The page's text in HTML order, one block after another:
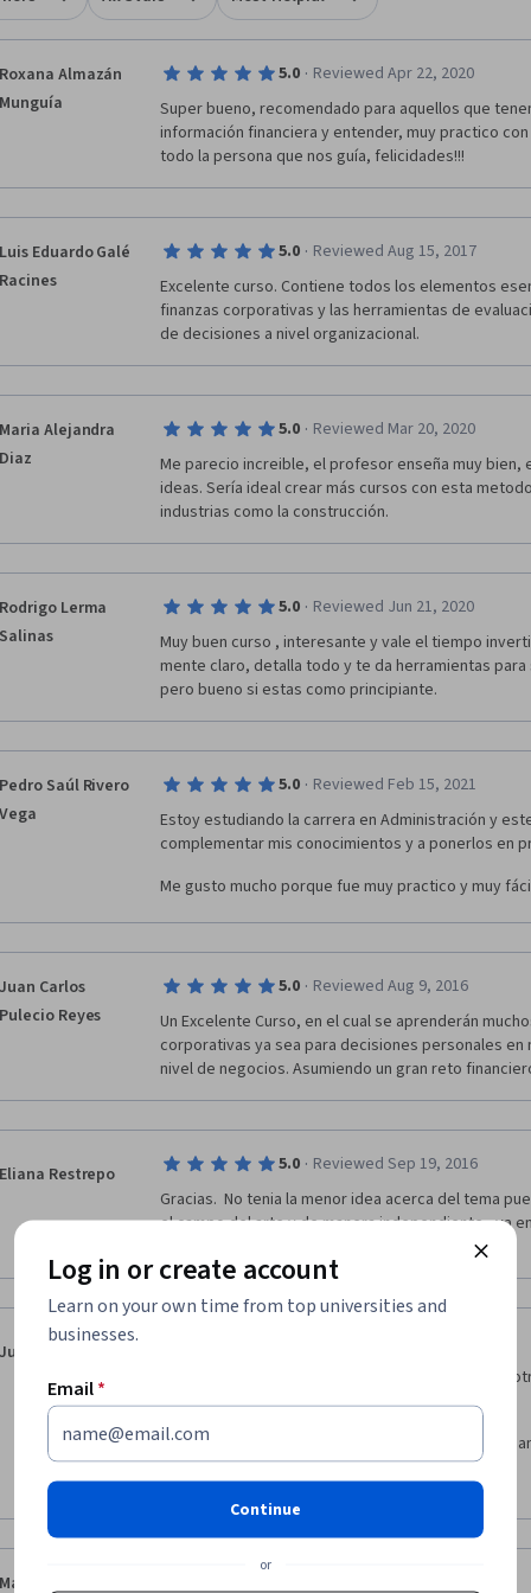
o académica. • No se necesita ningún curso previo. •
conocimientos básicos de matemáticas y de Excel. • Tener
ganas de seguir avanzando en tu vida profesional, sin importar el
ejerzas.
Roxana Almazán
Munguía
5.0 · Reviewed Apr 22, 2020
Super bueno, recomendado para aquellos que
información financiera y entender, muy practico
todo la persona que nos guía, felicidades!!!
Luis Eduardo Galé
Racines
5.0 · Reviewed Aug 15, 2017
Excelente curso. Contiene todos los elementos
finanzas corporativas y las herramientas de
de decisiones a nivel organizacional.
Maria Alejandra
Diaz
5.0 · Reviewed Mar 20, 2020
Me parecio increible, el profesor enseña muy bien,
ideas. Sería ideal crear más cursos con esta
industrias como la construcción.
Rodrigo Lerma
Salinas
5.0 · Reviewed Jun 21, 2020
Muy buen curso , interesante y vale el tiempo
mente claro, detalla todo y te da herramientas
pero bueno si estas como principiante.
Pedro Saúl Rivero
Vega
5.0 · Reviewed Feb 15, 2021
Estoy estudiando la carrera en Administración y
complementar mis conocimientos y a ponerlos en
Me gusto mucho porque fue muy practico y muy
Juan Carlos
Pulecio Reyes
5.0 · Reviewed Aug 9, 2016
Un Excelente Curso, en el cual se aprenderán
corporativas ya sea para decisiones personales en
nivel de negocios. Asumiendo un gran reto
Eliana Restrepo 5.0 · Reviewed Sep 19, 2016
Gracias.  No tenia la menor idea acerca del tema
el campo del arte y de manera independiente,  ya
Juan Cardona
Es un excelente curso a nivel introductorio, entre
que puede adquirir al estudiar este curso, están:
Conocer y entender algunos de los indicadores
Diferenciar entre los indicadores de liquidez,
endeudamiento.
Identificar el concepto y aplicaciones del valor del
Show more
María de Lourdes
Log in or create account
Learn on your own time from top universities and
businesses.
Email*
Continue
or